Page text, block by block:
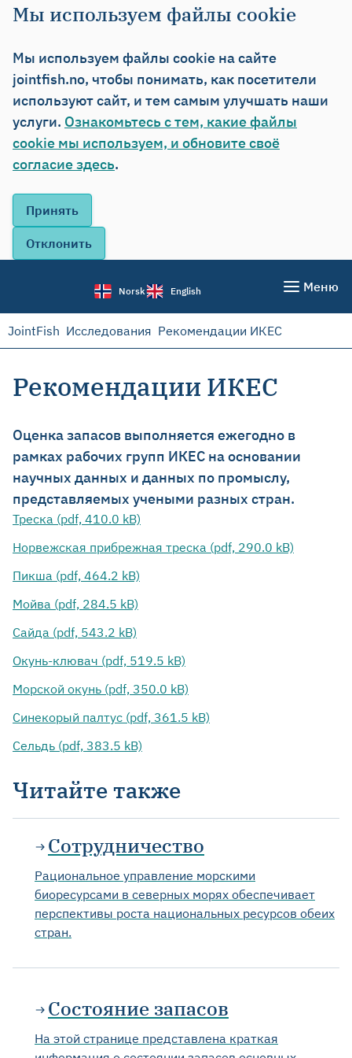
Мы используем файлы cookie
Мы используем файлы cookie на сайте
jointfish.no, чтобы понимать, как посетители
используют сайт, и тем самым улучшать наши
услуги. Ознакомьтесь с тем, какие файлы
cookie мы используем, и обновите своё
согласие здесь.
Norsk English Меню
JointFish Исследования Рекомендации ИКЕС
Рекомендации ИКЕС
Оценка запасов выполняется ежегодно в
рамках рабочих групп ИКЕС на основании
научных данных и данных по промыслу,
представляемых учеными разных стран.
Треска (pdf, 410.0 kB)
Норвежская прибрежная треска (pdf, 290.0 kB)
Пикша (pdf, 464.2 kB)
Мойва (pdf, 284.5 kB)
Сайда (pdf, 543.2 kB)
Окунь-клювач (pdf, 519.5 kB)
Морской окунь (pdf, 350.0 kB)
Синекорый палтус (pdf, 361.5 kB)
Сельдь (pdf, 383.5 kB)
Читайте также
Сотрудничество
Рациональное управление морскими
биоресурсами в северных морях обеспечивает
перспективы роста национальных ресурсов обеих
стран.
Состояние запасов
На этой странице представлена краткая